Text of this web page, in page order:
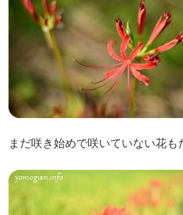
まだ咲き始めで咲いていない花も